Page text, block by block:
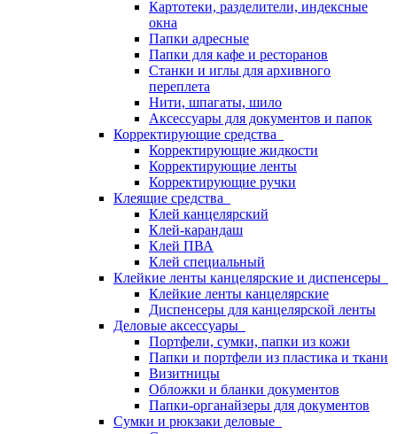
Картотеки, разделители, индексные
окна
Папки адресные
Папки для кафе и ресторанов
Станки и иглы для архивного
переплета
Нити, шпагаты, шило
Аксессуары для документов и папок
Корректирующие средства
Корректирующие жидкости
Корректирующие ленты
Корректирующие ручки
Клеящие средства
Клей канцелярский
Клей-карандаш
Клей ПВА
Клей специальный
Клейкие ленты канцелярские и диспенсеры
Клейкие ленты канцелярские
Диспенсеры для канцелярской ленты
Деловые аксессуары
Портфели, сумки, папки из кожи
Папки и портфели из пластика и ткани
Визитницы
Обложки и бланки документов
Папки-органайзеры для документов
Сумки и рюкзаки деловые